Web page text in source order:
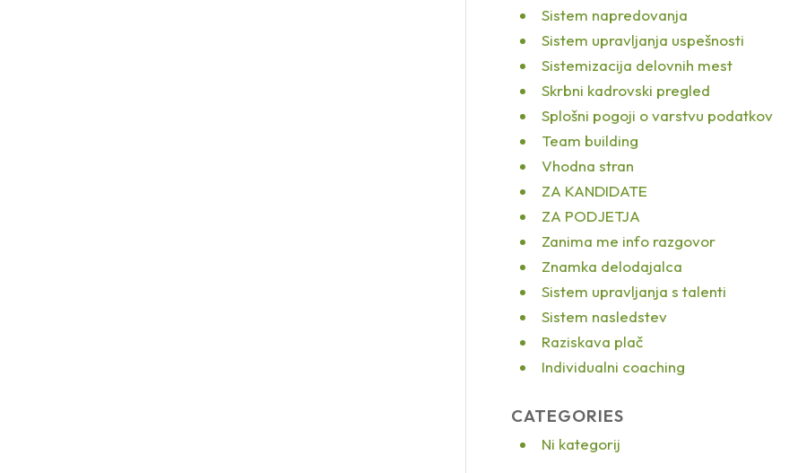
Sistem napredovanja
Sistem upravljanja uspešnosti
Sistemizacija delovnih mest
Skrbni kadrovski pregled
Splošni pogoji o varstvu podatkov
Team building
Vhodna stran
ZA KANDIDATE
ZA PODJETJA
Zanima me info razgovor
Znamka delodajalca
Sistem upravljanja s talenti
Sistem nasledstev
Raziskava plač
Individualni coaching
CATEGORIES
Ni kategorij